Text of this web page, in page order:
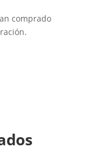
comprado